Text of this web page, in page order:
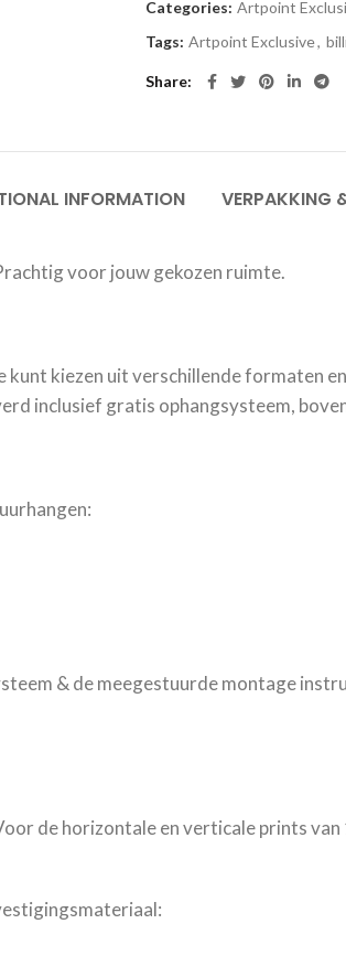
Categories: Artpoint
Tags: Artpoint Exclusive,
Share
INFORMATION VERPAKKING
voor jouw gekozen ruimte.
kiezen uit verschillende formaten
inclusief gratis ophangsysteem,
& de meegestuurde montage
de horizontale en verticale prints